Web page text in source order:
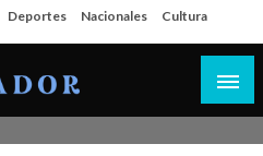
Deportes Nacionales Cultura